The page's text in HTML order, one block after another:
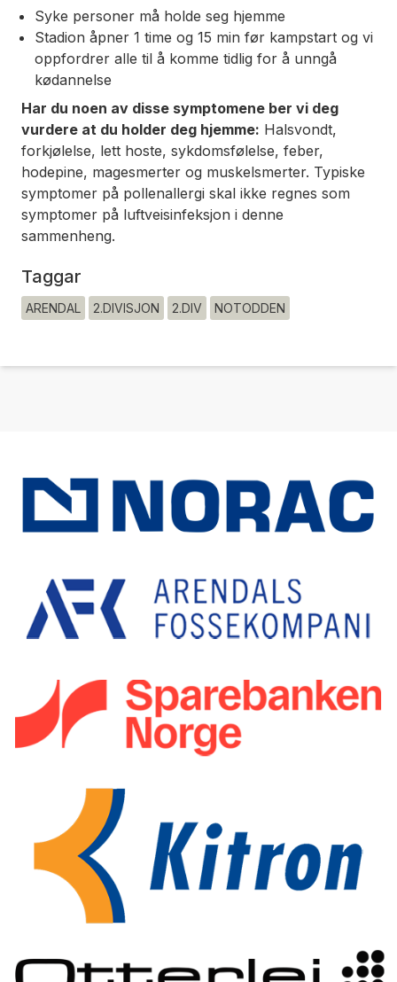
Syke personer må holde seg hjemme
Stadion åpner 1 time og 15 min før kampstart og vi
oppfordrer alle til å komme tidlig for å unngå
kødannelse
Har du noen av disse symptomene ber vi deg
vurdere at du holder deg hjemme: Halsvondt,
forkjølelse, lett hoste, sykdomsfølelse, feber,
hodepine, magesmerter og muskelsmerter. Typiske
symptomer på pollenallergi skal ikke regnes som
symptomer på luftveisinfeksjon i denne
sammenheng.
Taggar
ARENDAL 2.DIVISJON 2.DIV NOTODDEN